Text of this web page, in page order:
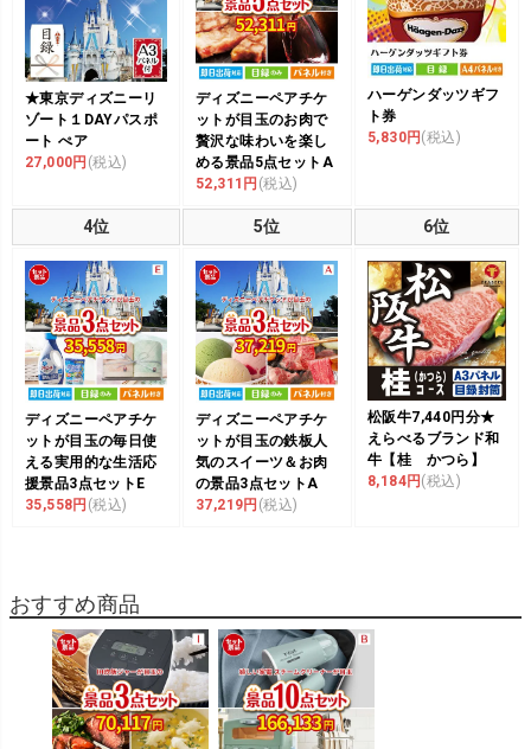
★東京ディズニーリ
ゾート１DAYパスポ
ート ぺア
27,000円 (税込)
ディズニーペアチケ
ットが目玉のお肉で
贅沢な味わいを楽し
める景品5点セットA
52,311円 (税込)
ハーゲンダッツギフ
ト券
5,830円 (税込)
4位 5位 6位
ディズニーペアチケ
ットが目玉の毎日使
える実用的な生活応
援景品3点セットE
35,558円 (税込)
ディズニーペアチケ
ットが目玉の鉄板人
気のスイーツ＆お肉
の景品3点セットA
37,219円 (税込)
松阪牛7,440円分★
えらべるブランド和
牛【桂 かつら】
8,184円(税込)
おすすめ商品